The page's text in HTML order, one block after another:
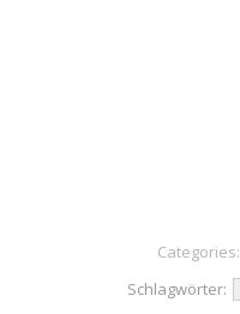
Categories:
Schlagwörter: